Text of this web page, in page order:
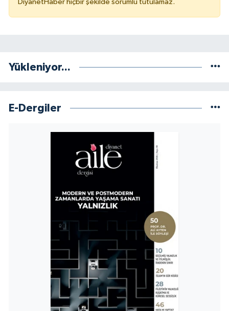
DiyanetHaber hiçbir şekilde sorumlu tutulamaz.
Yükleniyor...
E-Dergiler
Kastamonu Müftülüğü
Kırıkkale Müftülüğü
Kırklareli Müftülüğü
Kırşehir Müftülüğü
Kocaeli Müftülüğü
Konya Müftülüğü
Kütahya Müftülüğü
Malatya Müftülüğü